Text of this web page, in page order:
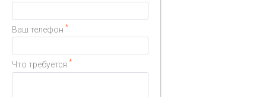
Ваш телефон *
Что требуется *